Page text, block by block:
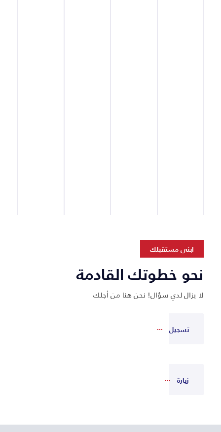
ابني مستقبلك
نحو خطوتك القادمة
لا يزال لدي سؤال! نحن هنا من أجلك
تسجيل
زيارة